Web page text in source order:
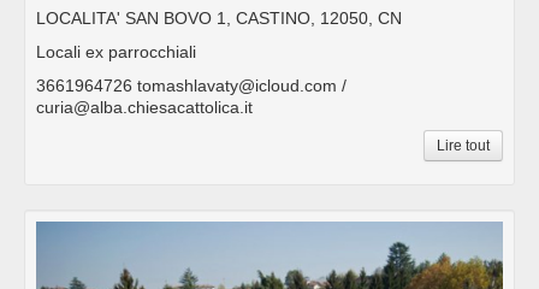
LOCALITA' SAN BOVO 1, CASTINO, 12050, CN
Locali ex parrocchiali
3661964726 tomashlavaty@icloud.com /
curia@alba.chiesacattolica.it
Lire tout